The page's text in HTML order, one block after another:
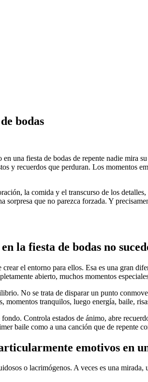
bodas
en una fiesta de bodas de repente nadie mira
y recuerdos que perduran. Los momentos
la comida y el transcurso de los
sorpresa que no parezca forzada. Y
la fiesta de bodas no
el entorno para ellos. Esa es una gran
abierto, muchos momentos
No se trata de disparar un punto
momentos tranquilos, luego energía, baile,
Controla estados de ánimo, abre
baile como a una canción que de repente
emotivos en
o lacrimógenos. A veces es una